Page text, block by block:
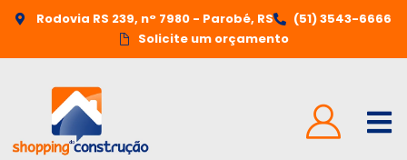
Rodovia RS 239, n° 7980 - Parobé, RS
(51) 3543-6666
Solicite um orçamento